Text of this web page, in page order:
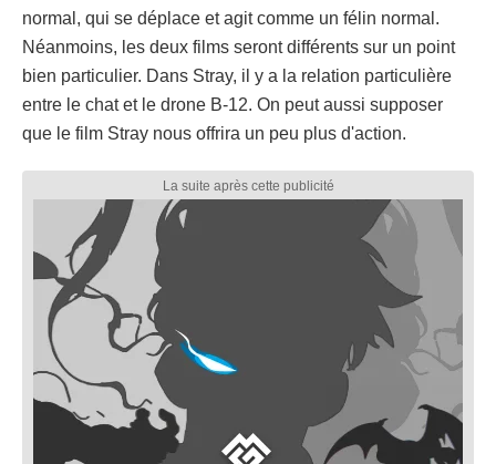
normal, qui se déplace et agit comme un félin normal.
Néanmoins, les deux films seront différents sur un point
bien particulier. Dans Stray, il y a la relation particulière
entre le chat et le drone B-12. On peut aussi supposer
que le film Stray nous offrira un peu plus d'action.